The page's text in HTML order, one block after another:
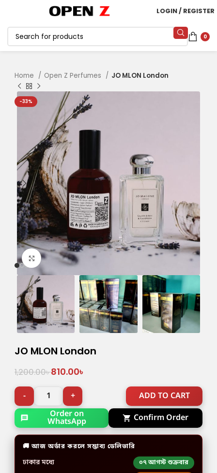
LOGIN / REGISTER
0
Home Open Z Perfumes JO MLON London
-33%
Click to enlarge
JO MLON London
1,200.00৳810.00৳
ADD TO CART
Order on
WhatsApp Confirm Order
🚚 আজ অর্ডার করলে সম্ভাব্য ডেলিভারি
ঢাকার মধ্যে ০৭ আগস্ট শুক্রবার